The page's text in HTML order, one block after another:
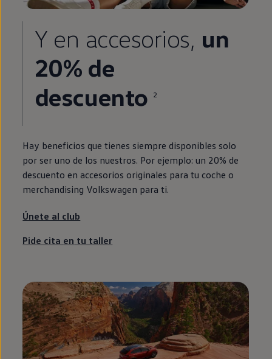
Y en accesorios, un
20% de
descuento
2
Hay beneficios que tienes siempre disponibles solo
por ser uno de los nuestros. Por ejemplo: un 20% de
descuento en accesorios originales para tu coche o
merchandising Volkswagen para ti.
Únete al club
Pide cita en tu taller